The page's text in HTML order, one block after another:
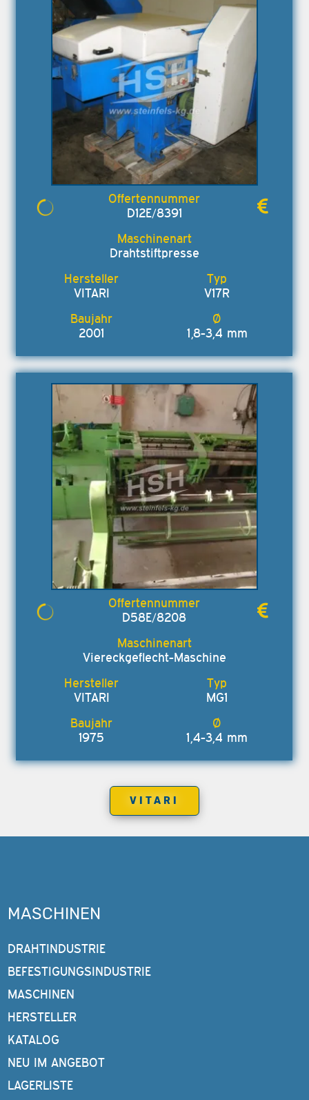
D12E/8391
Drahtstiftpresse
VITARI V17R
2001 1,8-3,4 mm
D58E/8208
Viereckgeflecht-Maschine
VITARI MG1
1975 1,4-3,4 mm
VITARI
MASCHINEN
DRAHTINDUSTRIE
BEFESTIGUNGSINDUSTRIE
MASCHINEN
HERSTELLER
KATALOG
NEU IM ANGEBOT
LAGERLISTE